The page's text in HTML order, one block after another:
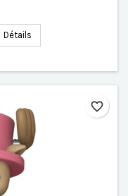
Détails
favorite_border